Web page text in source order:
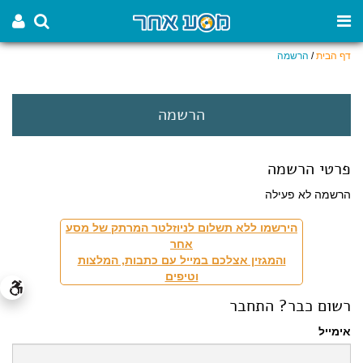
דף הבית/ הרשמה
הרשמה
פרטי הרשמה
הרשמה לא פעילה
הירשמו ללא תשלום לניוזלטר המרתק של מסע
אחר
והמגזין אצלכם במייל עם כתבות, המלצות
וטיפים
רשום כבר? התחבר
אימייל